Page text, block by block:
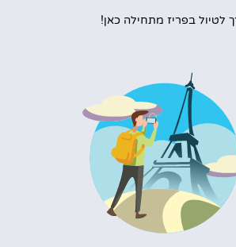
לטיול בפריז מתחילה כאן!